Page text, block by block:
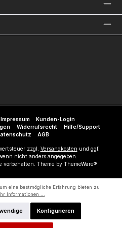
Impressum
Kunden-Login
Widerrufsrecht
Hilfe/Support
AGB
zzgl. Versandkosten und ggf.
nicht anders angegeben.
vorbehalten. Theme by ThemeWare®
eine bestmögliche Erfahrung bieten zu
Informationen ...
Konfigurieren